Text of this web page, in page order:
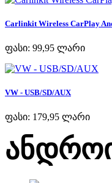
Carlinkit Wireless CarPlay
ფასი: 99,95 ლარი
VW - USB/SD/AUX
ფასი: 179,95 ლარი